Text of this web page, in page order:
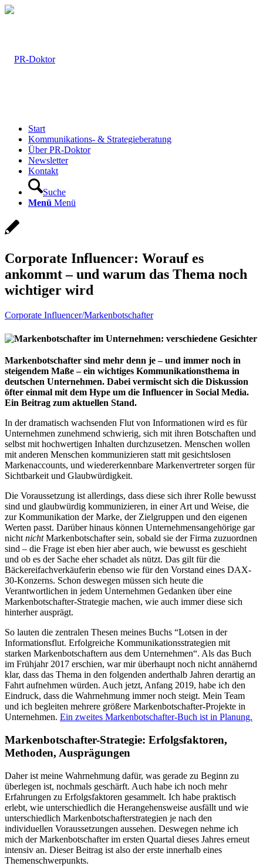
Start
Kommunikations- & Strategieberatung
Über PR-Doktor
Newsletter
Kontakt
Suche
Menü Menü
Corporate Influencer: Worauf es
ankommt – und warum das Thema noch
wichtiger wird
Corporate Influencer/Markenbotschafter
Markenbotschafter sind mehr denn je – und immer noch in
steigendem Maße – ein wichtiges Kommunikationsthema in
deutschen Unternehmen. Dabei vermischt sich die Diskussion
öfter einmal mit dem Hype um die Influencer in Social Media.
Ein Beitrag zum aktuellen Stand.
In der dramatisch wachsenden Flut von Informationen wird es für
Unternehmen zunehmend schwierig, sich mit ihren Botschaften und
selbst mit hochwertigen Inhalten durchzusetzen. Menschen wollen
mit anderen Menschen kommunizieren statt mit gesichtslosen
Markenaccounts, und wiedererkennbare Markenvertreter sorgen für
Sichtbarkeit und Glaubwürdigkeit.
Die Voraussetzung ist allerdings, dass diese sich ihrer Rolle bewusst
sind und glaubwürdig kommunizieren, in einer Art und Weise, die
zur Kommunikation der Marke, der Zielgruppen und den eigenen
Werten passt. Darüber hinaus können Unternehmensangehörige gar
nicht nichtMarkenbotschafter sein, sobald sie der Firma zuzuordnen
sind – die Frage ist eben hier aber auch, wie bewusst es geschieht
und ob es der Sache eher schadet als nützt. Das gilt für die
Bäckereifachverkäuferin ebenso wie für den Vorstand eines DAX-
30-Konzerns. Schon deswegen müssen sich heute die
Verantwortlichen in jedem Unternehmen Gedanken über eine
Markenbotschafter-Strategie machen, wie auch immer diese sich
hinterher ausprägt.
So lauten die zentralen Thesen meines Buchs “Lotsen in der
Informationsflut. Erfolgreiche Kommunikationsstrategien mit
starken Markenbotschaftern aus dem Unternehmen“. Als das Buch
im Frühjahr 2017 erschien, war mir überhaupt noch nicht annähernd
klar, dass das Thema in den folgenden anderthalb Jahren derartig an
Fahrt aufnehmen würden. Auch jetzt, Anfang 2019, habe ich den
Eindruck, dass die Wahrnehmung immer noch steigt. Mein Team
und ich begleiten mehrere größere Markenbotschafter-Projekte in
Unternehmen. Ein zweites Markenbotschafter-Buch ist in Planung.
Markenbotschafter-Strategie: Erfolgsfaktoren,
Methoden, Ausprägungen
Daher ist meine Wahrnehmung dafür, was gerade zu Beginn zu
überlegen ist, nochmals geschärft. Auch habe ich noch mehr
Erfahrungen zu Erfolgsfaktoren gesammelt. Ich habe praktisch
erlebt, wie unterschiedlich die Herangehensweise ausfällt und wie
unterschiedlich Markenbotschafterstrategien je nach den
individuellen Voraussetzungen aussehen. Deswegen nehme ich
mich der Markenbotschafter im ersten Quartal dieses Jahres erneut
intensiv an. Dieser Beitrag ist also der erste innerhalb eines
Themenschwerpunkts.